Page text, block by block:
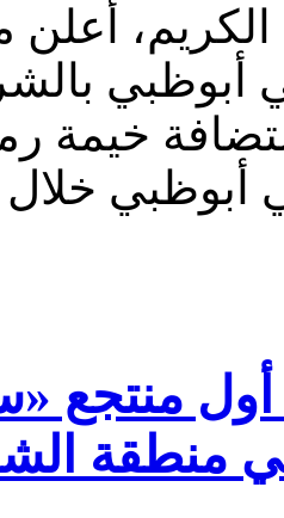
خيمة
أبوظبي
منتجع
منطقة